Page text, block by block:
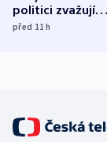
politici zvažují
dohodu o
před 11h